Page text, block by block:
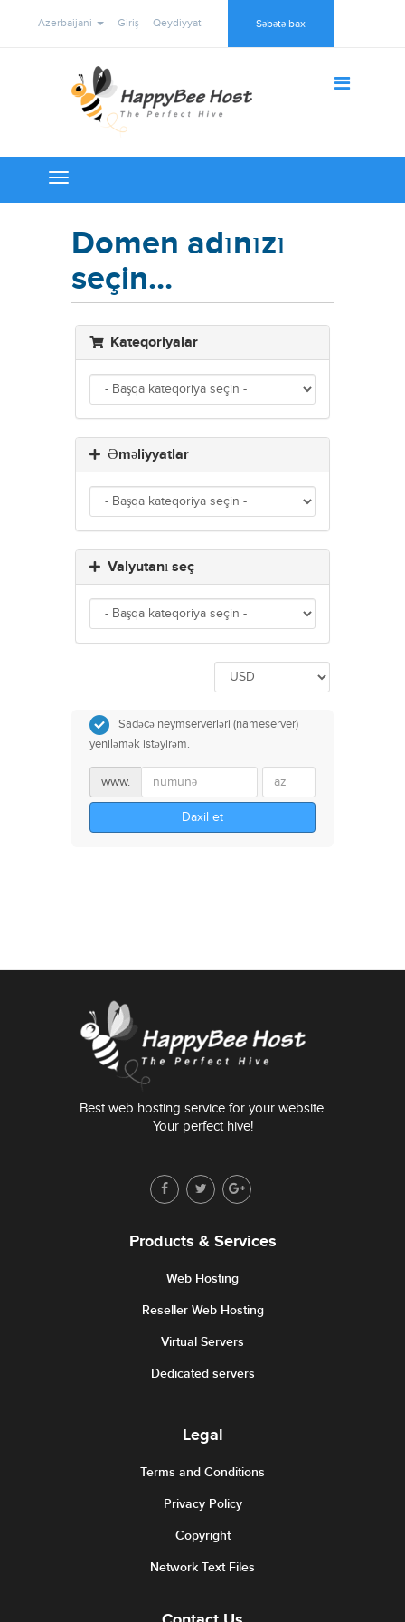
Azerbaijani Giriş Qeydiyyat Səbətə bax
Toggle
navigation
Domen adınızı
seçin...
Kateqoriyalar
Əməliyyatlar
Valyutanı seç
Sadəcə neymserverləri (nameserver)
yeniləmək istəyirəm.
www.
Daxil et
Best web hosting service for your website.
Your perfect hive!
Products & Services
Web Hosting
Reseller Web Hosting
Virtual Servers
Dedicated servers
Legal
Terms and Conditions
Privacy Policy
Copyright
Network Text Files